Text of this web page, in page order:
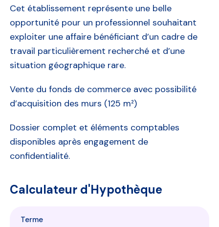
Cet établissement représente une belle
opportunité pour un professionnel souhaitant
exploiter une affaire bénéficiant d’un cadre de
travail particulièrement recherché et d’une
situation géographique rare.
Vente du fonds de commerce avec possibilité
d’acquisition des murs (125 m²)
Dossier complet et éléments comptables
disponibles après engagement de
confidentialité.
Calculateur d'Hypothèque
Terme